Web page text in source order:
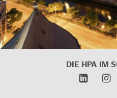
DIE HPA IM